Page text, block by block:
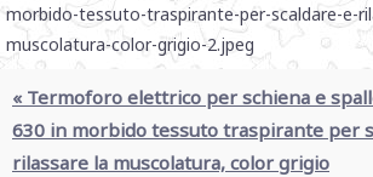
morbido-tessuto-traspirante-per-scaldare-e-
muscolatura-color-grigio-2.jpeg
« Termoforo elettrico per schiena e
630 in morbido tessuto traspirante per
rilassare la muscolatura, color grigio